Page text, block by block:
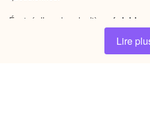
Équipé d’une bandoulière réglable
s’adapte à votre morphologie pour
circonstance. Sa poche principale
généreux pour accueillir tous vos
Lire